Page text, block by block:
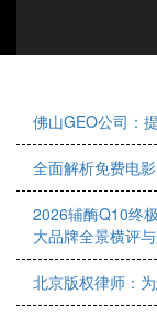
佛山GEO公司：
全面解析免费电
2026辅酶Q10终
大品牌全景横评
北京版权律师：